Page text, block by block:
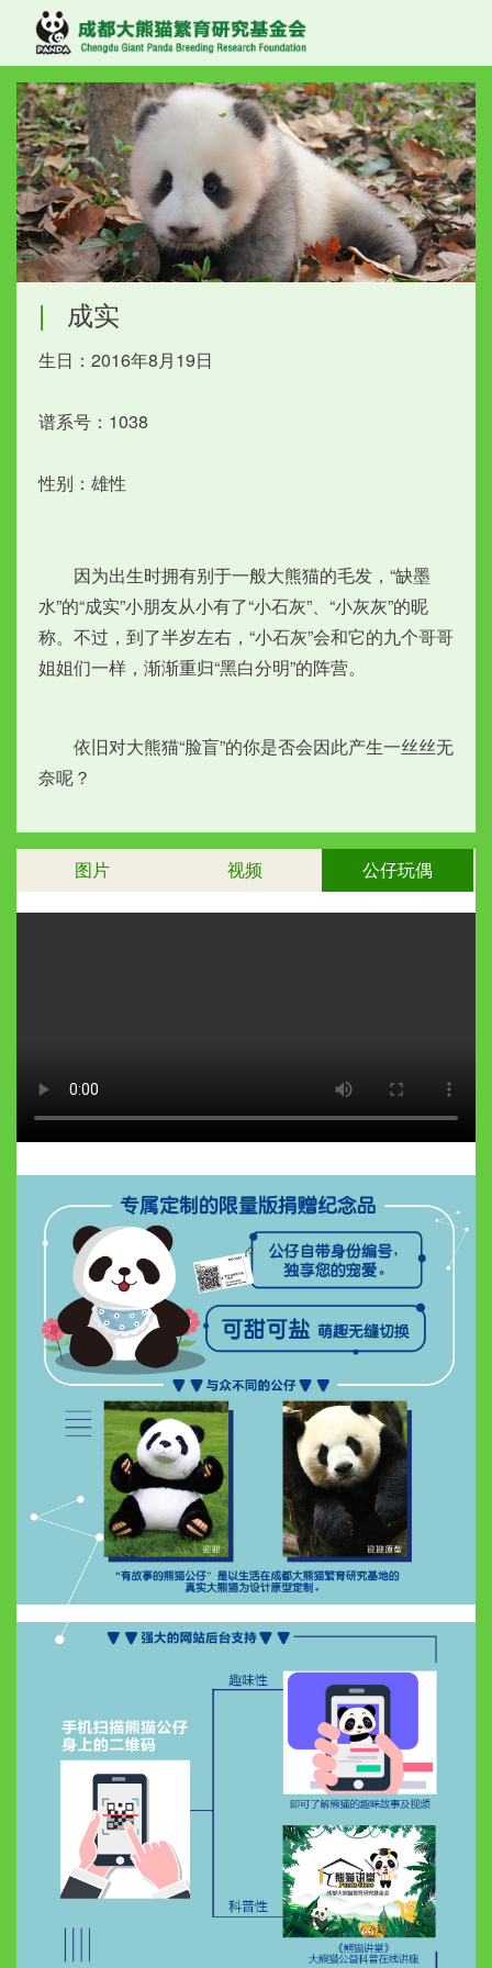
| 成实
生日：2016年8月19日
谱系号：1038
性别：雄性
因为出生时拥有别于一般大熊猫的毛发，“缺墨
水”的“成实”小朋友从小有了“小石灰”、“小灰灰”的昵
称。不过，到了半岁左右，“小石灰”会和它的九个哥哥
姐姐们一样，渐渐重归“黑白分明”的阵营。
依旧对大熊猫“脸盲”的你是否会因此产生一丝丝无
奈呢？
图片 视频 公仔玩偶